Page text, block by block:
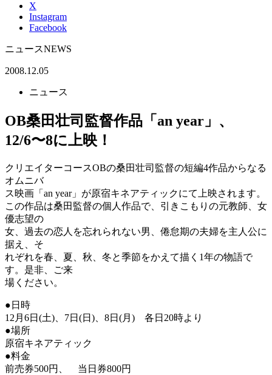
X
Instagram
Facebook
ニュースNEWS
2008.12.05
ニュース
OB桑田壮司監督作品「an year」、
12/6〜8に上映！
クリエイターコースOBの桑田壮司監督の短編4作品からなる
オムニバ
ス映画「an year」が原宿キネアティックにて上映されます。
この作品は桑田監督の個人作品で、引きこもりの元教師、女
優志望の
女、過去の恋人を忘れられない男、倦怠期の夫婦を主人公に
据え、そ
れぞれを春、夏、秋、冬と季節をかえて描く1年の物語で
す。是非、ご来
場ください。
●日時
12月6日(土)、7日(日)、8日(月) 各日20時より
●場所
原宿キネアティック
●料金
前売券500円、 当日券800円